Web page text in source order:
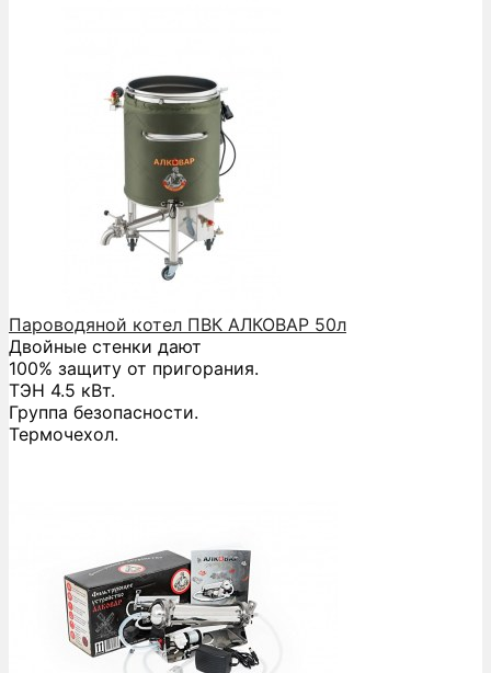
Пароводяной котел ПВК АЛКОВАР 50л
Двойные стенки дают
100% защиту от пригорания.
ТЭН 4.5 кВт.
Группа безопасности.
Термочехол.